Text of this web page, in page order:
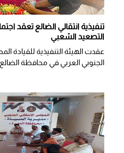
تنفيذية انتقالي الضالع تعقد
التصعيد الشعبي
عقدت الهيئة التنفيذية للقيادة
الجنوبي العربي في محافظة الضالع،